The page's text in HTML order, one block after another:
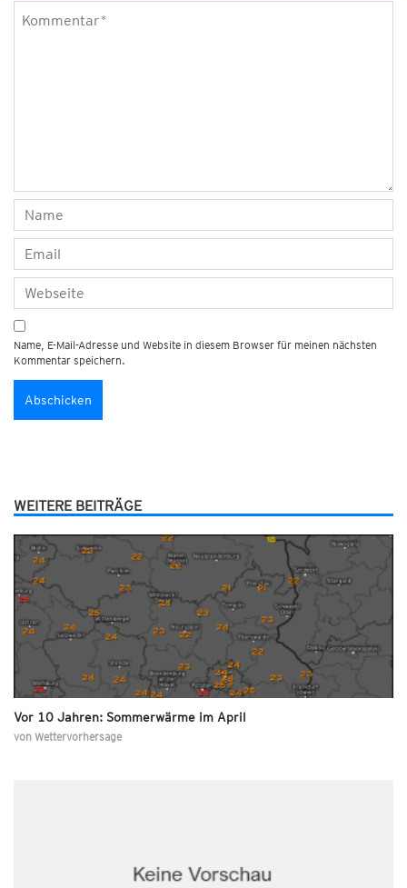
Name, E-Mail-Adresse und Website in diesem Browser für meinen nächsten
Kommentar speichern.
WEITERE BEITRÄGE
Vor 10 Jahren: Sommerwärme im April
von Wettervorhersage